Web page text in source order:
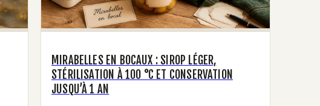
MIRABELLES EN BOCAUX : SIROP LÉGER,
STÉRILISATION À 100 °C ET CONSERVATION
JUSQU’À 1 AN